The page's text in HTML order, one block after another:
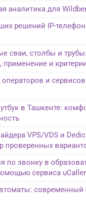
аналитика для
решений IP-
сваи, столбы и трубы:
применение и
и
в Ташкенте:
VPS/VDS и
проверенных
по звонку в
сервиса uCaller
современный